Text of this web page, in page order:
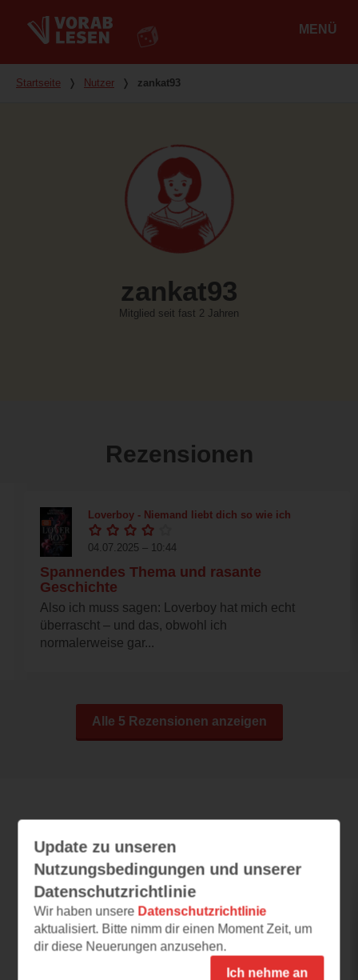
MENÜ
Du bist hier
Startseite ❭ Nutzer ❭ zankat93
zankat93
Mitglied seit fast 2 Jahren
Rezensionen
Loverboy - Niemand liebt dich so wie ich
04.07.2025 – 10:44
Spannendes Thema und rasante
Geschichte
Also ich muss sagen: Loverboy hat mich echt
überrascht – und das, obwohl ich
normalerweise gar...
Alle 5 Rezensionen anzeigen
Rabid
18.11.2025 – 17:21
Toller Einstieg
Ich finde es spannend, dass das Buch direkt
Update zu unseren
Nutzungsbedingungen und unserer
Datenschutzrichtlinie
Wir haben unsere Datenschutzrichtlinie
aktualisiert. Bitte nimm dir einen Moment Zeit, um
dir diese Neuerungen anzusehen.
Ich nehme an